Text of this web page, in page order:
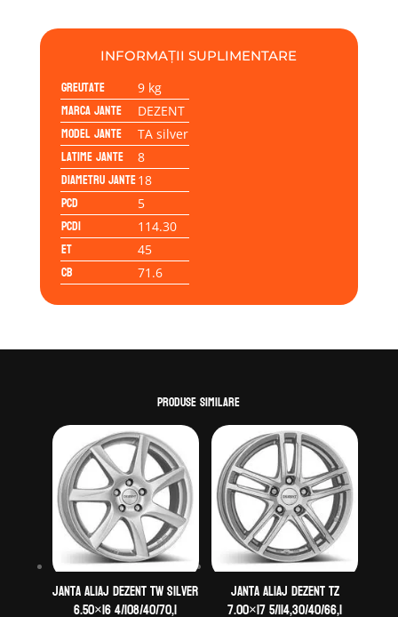
8.00x18
5/114,30/45/71,6INFORMAȚII SUPLIMENTARE
Greutate 9 kg
Marca jante DEZENT
Model jante TA silver
Latime jante 8
Diametru jante18
PCD 5
PCD1 114.30
ET 45
CB 71.6
Produse similare
Janta aliaj DEZENT TW silver
6.50×16 4/108/40/70,1
Janta aliaj DEZENT TZ
7.00×17 5/114,30/40/66,1